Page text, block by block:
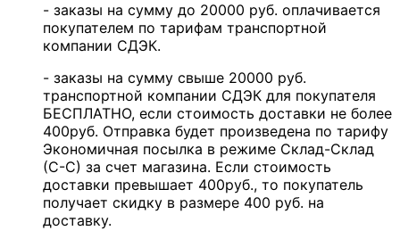
- заказы на сумму до 20000 руб. оплачивается
покупателем по тарифам транспортной
компании СДЭК.
- заказы на сумму свыше 20000 руб.
транспортной компании СДЭК для покупателя
БЕСПЛАТНО, если стоимость доставки не более
400руб. Отправка будет произведена по тарифу
Экономичная посылка в режиме Склад-Склад
(С-С) за счет магазина. Если стоимость
доставки превышает 400руб., то покупатель
получает скидку в размере 400 руб. на
доставку.